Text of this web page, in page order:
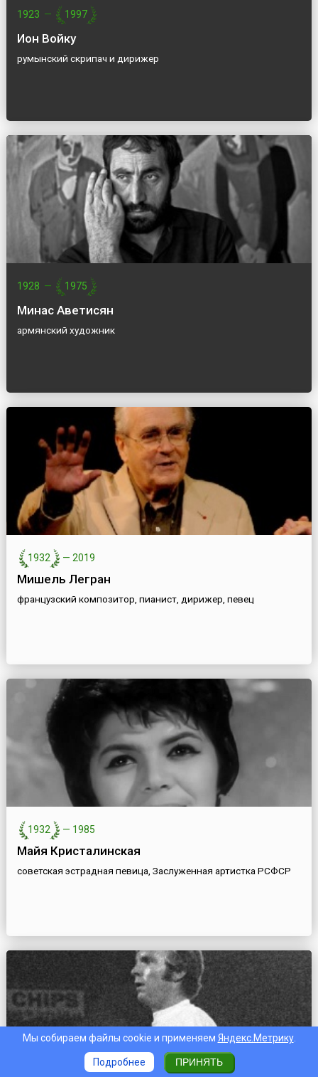
1923 — 1997
Ион Войку
румынский скрипач и дирижер
1928 — 1975
Минас Аветисян
армянский художник
1932 — 2019
Мишель Легран
французский композитор, пианист, дирижер, певец
1932 — 1985
Майя Кристалинская
советская эстрадная певица, Заслуженная артистка РСФСР
Мы собираем файлы cookie и применяем Яндекс.Метрику.
Подробнее ПРИНЯТЬ